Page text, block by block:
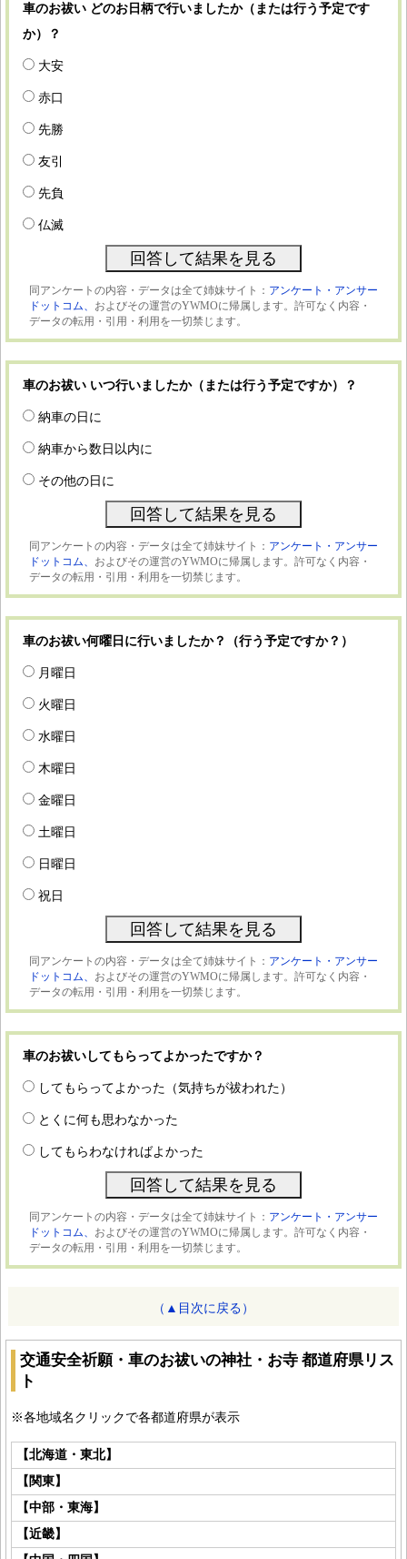
車のお祓い どのお日柄で行いましたか（または行う予定です
か）？
大安
赤口
先勝
友引
先負
仏滅
同アンケートの内容・データは全て姉妹サイト： アンケート・アンサー
ドットコム、 およびその運営のYWMOに帰属します。許可なく内容・
データの転用・引用・利用を一切禁じます。
車のお祓い いつ行いましたか（または行う予定ですか）？
納車の日に
納車から数日以内に
その他の日に
同アンケートの内容・データは全て姉妹サイト： アンケート・アンサー
ドットコム、 およびその運営のYWMOに帰属します。許可なく内容・
データの転用・引用・利用を一切禁じます。
車のお祓い何曜日に行いましたか？（行う予定ですか？）
月曜日
火曜日
水曜日
木曜日
金曜日
土曜日
日曜日
祝日
同アンケートの内容・データは全て姉妹サイト： アンケート・アンサー
ドットコム、 およびその運営のYWMOに帰属します。許可なく内容・
データの転用・引用・利用を一切禁じます。
車のお祓いしてもらってよかったですか？
してもらってよかった（気持ちが祓われた）
とくに何も思わなかった
してもらわなければよかった
同アンケートの内容・データは全て姉妹サイト： アンケート・アンサー
ドットコム、 およびその運営のYWMOに帰属します。許可なく内容・
データの転用・引用・利用を一切禁じます。
（▲目次に戻る）
交通安全祈願・車のお祓いの神社・お寺 都道府県リス
ト
※各地域名クリックで各都道府県が表示
【北海道・東北】
【関東】
【中部・東海】
【近畿】